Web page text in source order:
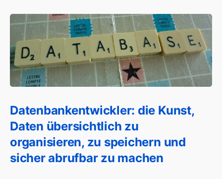
Datenbankentwickler: die Kunst,
Daten übersichtlich zu
organisieren, zu speichern und
sicher abrufbar zu machen